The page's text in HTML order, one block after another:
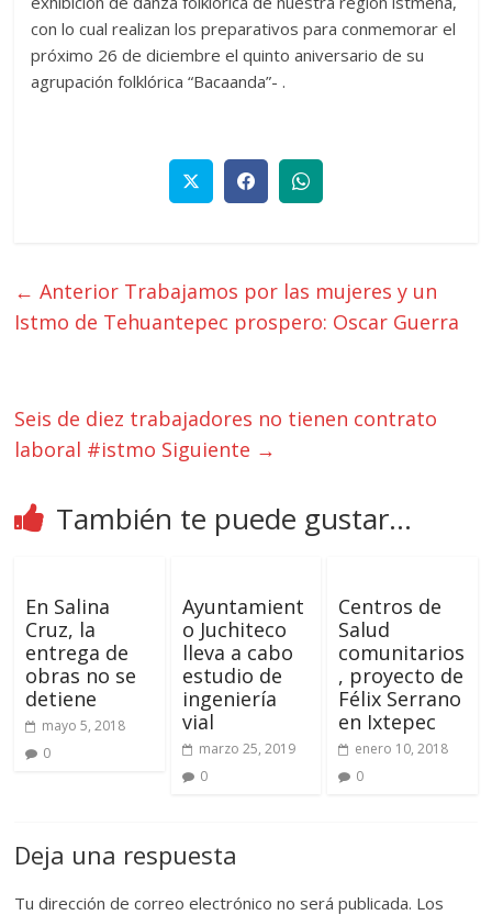
con lo cual realizan los preparativos para conmemorar el
próximo 26 de diciembre el quinto aniversario de su
agrupación folklórica “Bacaanda”- .
← Anterior Trabajamos por las mujeres y un
Istmo de Tehuantepec prospero: Oscar Guerra
Seis de diez trabajadores no tienen contrato
laboral #istmo Siguiente →
También te puede gustar...
En Salina
Cruz, la
entrega de
obras no se
detiene
mayo 5, 2018
0
Ayuntamient
o Juchiteco
lleva a cabo
estudio de
ingeniería
vial
marzo 25, 2019
0
Centros de
Salud
comunitarios
, proyecto de
Félix Serrano
en Ixtepec
enero 10, 2018
0
Deja una respuesta
Tu dirección de correo electrónico no será publicada. Los